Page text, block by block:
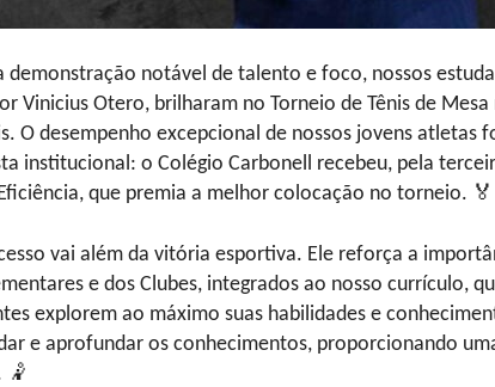
demonstração notável de talento e foco, nossos
Vinicius Otero, brilharam no Torneio de Tênis de
O desempenho excepcional de nossos jovens atletas
institucional: o Colégio Carbonell recebeu, pela
que premia a melhor colocação no torneio. 🏅
vai além da vitória esportiva. Ele reforça a
e dos Clubes, integrados ao nosso currículo,
explorem ao máximo suas habilidades e
e aprofundar os conhecimentos, proporcionando
🤾